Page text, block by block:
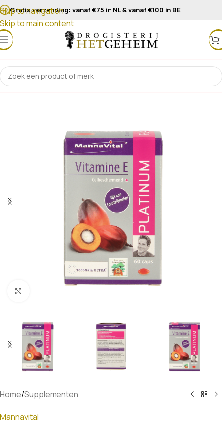
Skip to navigation
Skip to main content
Gratis verzending: vanaf €75 in NL & vanaf €100 in BE
Home/Supplementen
Mannavital